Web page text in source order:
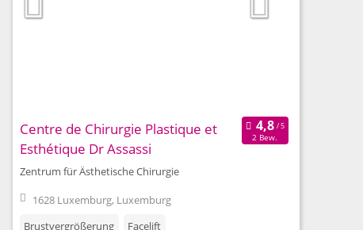
Centre de Chirurgie Plastique et
Esthétique Dr Assassi
2 Bew.
Zentrum für Ästhetische Chirurgie
1628 Luxemburg, Luxemburg
Brustvergrößerung
Facelift